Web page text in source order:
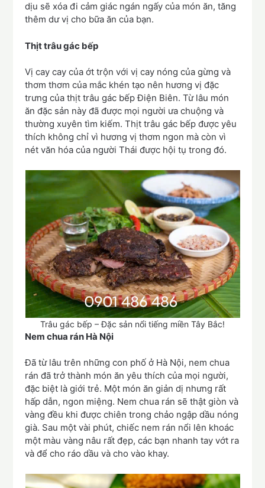
dịu sẽ xóa đi cảm giác ngán ngấy của món ăn, tăng
thêm dư vị cho bữa ăn của bạn.
Thịt trâu gác bếp
Vị cay cay của ớt trộn với vị cay nóng của gừng và
thơm thơm của mắc khén tạo nên hương vị đặc
trưng của thịt trâu gác bếp Điện Biên. Từ lâu món
ăn đặc sản này đã được mọi người ưa chuộng và
thường xuyên tìm kiếm. Thịt trâu gác bếp được yêu
thích không chỉ vì hương vị thơm ngon mà còn vì
nét văn hóa của người Thái được hội tụ trong đó.
Trâu gác bếp – Đặc sản nổi tiếng miền Tây Bắc!
Nem chua rán Hà Nội
Đã từ lâu trên những con phố ở Hà Nội, nem chua
rán đã trở thành món ăn yêu thích của mọi người,
đặc biệt là giới trẻ. Một món ăn giản dị nhưng rất
hấp dẫn, ngon miệng. Nem chua rán sẽ thật giòn và
vàng đều khi được chiên trong chảo ngập dầu nóng
già. Sau một vài phút, chiếc nem rán nổi lên khoác
một màu vàng nâu rất đẹp, các bạn nhanh tay vớt ra
và để cho ráo dầu và cho vào khay.